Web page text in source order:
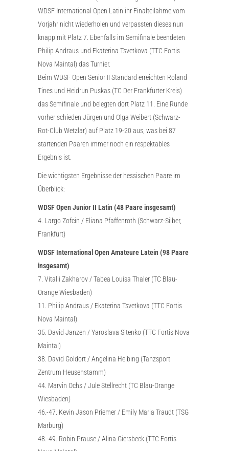
WDSF International Open Latin ihr Finalteilahme vom
Vorjahr nicht wiederholen und verpassten dieses nun
knapp mit Platz 7. Ebenfalls im Semifinale beendeten
Philip Andraus und Ekaterina Tsvetkova (TTC Fortis
Nova Maintal) das Turnier.
Beim WDSF Open Senior II Standard erreichten Roland
Tines und Heidrun Puskas (TC Der Frankfurter Kreis)
das Semifinale und belegten dort Platz 11. Eine Runde
vorher schieden Jürgen und Olga Weibert (Schwarz-
Rot-Club Wetzlar) auf Platz 19-20 aus, was bei 87
startenden Paaren immer noch ein respektables
Ergebnis ist.
Die wichtigsten Ergebnisse der hessischen Paare im
Überblick:
WDSF Open Junior II Latin (48 Paare insgesamt)
4. Largo Zofcin / Eliana Pfaffenroth (Schwarz-Silber,
Frankfurt)
WDSF International Open Amateure Latein (98 Paare
insgesamt)
7. Vitalii Zakharov / Tabea Louisa Thaler (TC Blau-
Orange Wiesbaden)
11. Philip Andraus / Ekaterina Tsvetkova (TTC Fortis
Nova Maintal)
35. David Janzen / Yaroslava Sitenko (TTC Fortis Nova
Maintal)
38. David Goldort / Angelina Helbing (Tanzsport
Zentrum Heusenstamm)
44. Marvin Ochs / Jule Stellrecht (TC Blau-Orange
Wiesbaden)
46.-47. Kevin Jason Priemer / Emily Maria Traudt (TSG
Marburg)
48.-49. Robin Prause / Alina Giersbeck (TTC Fortis